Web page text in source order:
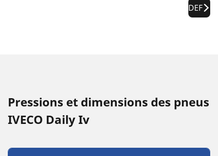
DEF
Pressions et dimensions des pneus
IVECO Daily Iv